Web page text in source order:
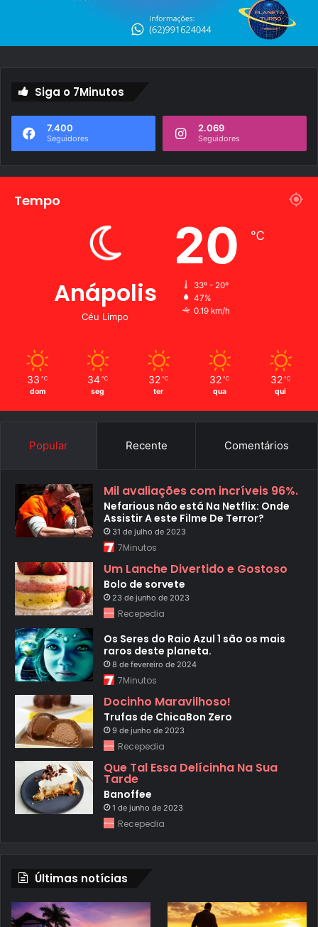
Siga o 7Minutos
7.400
Seguidores
2.069
Seguidores
Tempo
Anápolis
Céu Limpo
20 ℃
33º - 20º
47%
0.19 km/h
33 ℃
dom
34 ℃
seg
32 ℃
ter
32 ℃
qua
32 ℃
qui
Popular Recente Comentários
Mil avaliações com incríveis 96%.
Nefarious não está Na Netflix: Onde
Assistir A este Filme De Terror?
31 de julho de 2023
7Minutos
Um Lanche Divertido e Gostoso
Bolo de sorvete
23 de junho de 2023
Recepedia
Os Seres do Raio Azul 1 são os mais
raros deste planeta.
8 de fevereiro de 2024
7Minutos
Docinho Maravilhoso!
Trufas de ChicaBon Zero
9 de junho de 2023
Recepedia
Que Tal Essa Delícinha Na Sua
Tarde
Banoffee
1 de junho de 2023
Recepedia
Últimas notícias